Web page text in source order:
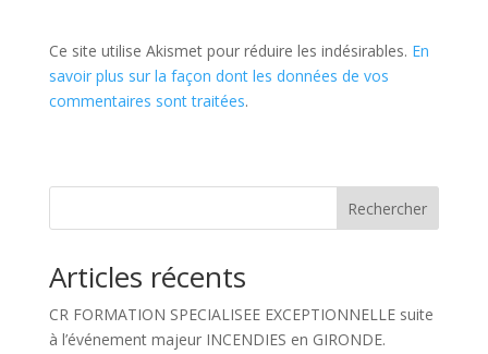
Ce site utilise Akismet pour réduire les indésirables. En
savoir plus sur la façon dont les données de vos
commentaires sont traitées.
Rechercher
Articles récents
CR FORMATION SPECIALISEE EXCEPTIONNELLE suite
à l’événement majeur INCENDIES en GIRONDE.